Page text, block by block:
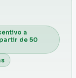
do futuro.
podemos
ao
a
de 50